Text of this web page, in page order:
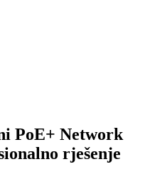
PoE+ Network
rješenje